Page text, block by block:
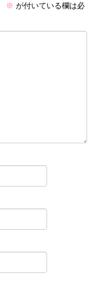
※ が付いている欄は必